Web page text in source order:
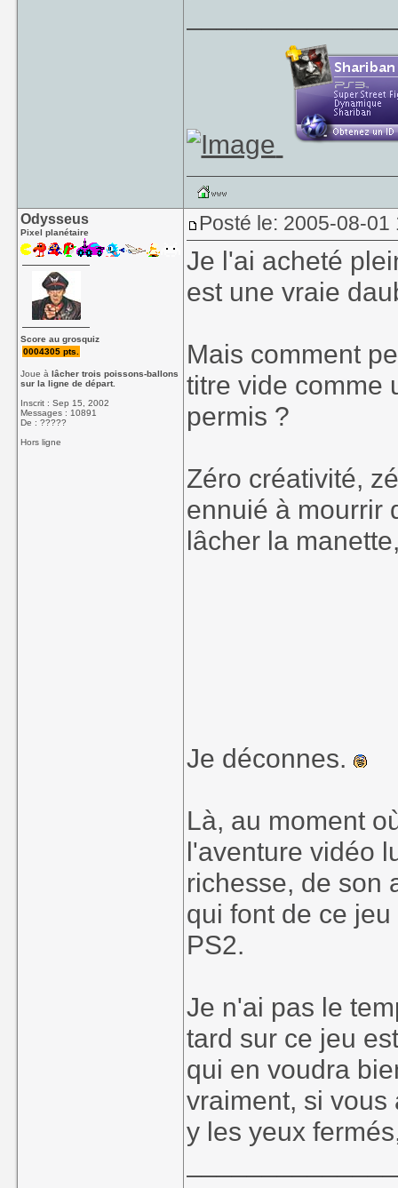
Odysseus
Pixel planétaire
Score au grosquiz
0004305 pts.
Joue àlâcher trois poissons-ballons
sur la ligne de départ.
Inscrit : Sep 15, 2002
Messages : 10891
De : ?????
Hors ligne
Posté le: 2005-08-01
Je l'ai acheté
est une vraie
Mais comment
titre vide comme
permis ?
Zéro créativité,
ennuié à mourrir
lâcher la
Je déconnes.
Là, au moment
l'aventure vidéo
richesse, de son
qui font de ce
PS2.
Je n'ai pas le
tard sur ce jeu
qui en voudra
vraiment, si
y les yeux